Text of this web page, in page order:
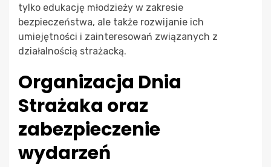
tylko edukację młodzieży w zakresie
bezpieczeństwa, ale także rozwijanie ich
umiejętności i zainteresowań związanych z
działalnością strażacką.
Organizacja Dnia
Strażaka oraz
zabezpieczenie
wydarzeń